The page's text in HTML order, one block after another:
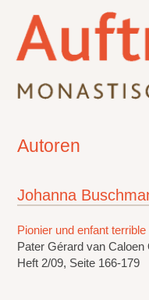
Autoren
Johanna
Pionier und enfant terrible
Pater Gérard van Caloen
Heft 2/09, Seite 166-179